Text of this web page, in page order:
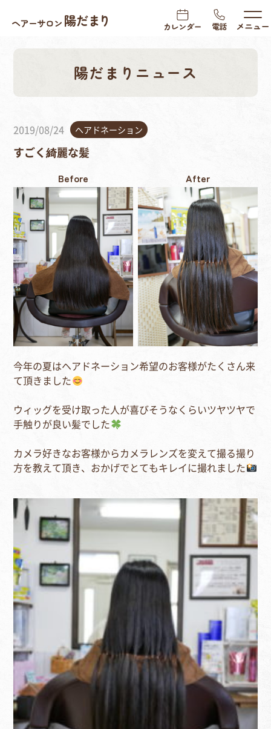
陽だまりニュース
2019/08/24 ヘアドネーション
すごく綺麗な髪
Before After
今年の夏はヘアドネーション希望のお客様がたくさん来
て頂きました
ウィッグを受け取った人が喜びそうなくらいツヤツヤで
手触りが良い髪でした
カメラ好きなお客様からカメラレンズを変えて撮る撮り
方を教えて頂き、おかげでとてもキレイに撮れました